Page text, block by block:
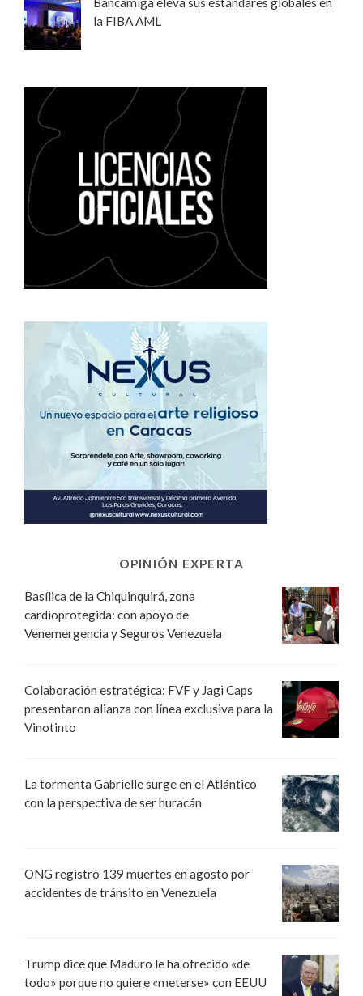
la FIBA AML
OPINIÓN EXPERTA
Basílica de la Chiquinquirá, zona
cardioprotegida: con apoyo de
Venemergencia y Seguros Venezuela
Colaboración estratégica: FVF y Jagi Caps
presentaron alianza con línea exclusiva para la
Vinotinto
La tormenta Gabrielle surge en el Atlántico
con la perspectiva de ser huracán
ONG registró 139 muertes en agosto por
accidentes de tránsito en Venezuela
Trump dice que Maduro le ha ofrecido «de
todo» porque no quiere «meterse» con EEUU